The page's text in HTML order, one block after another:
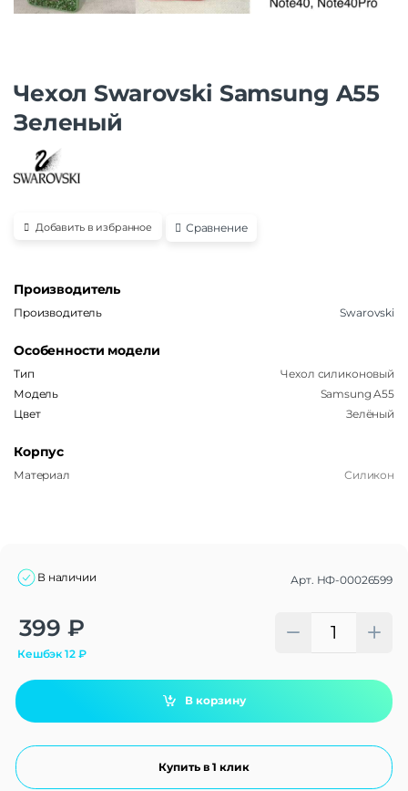
Чехол Swarovski Samsung A55
Зеленый
Добавить в избранное Сравнение
Производитель
Производитель Swarovski
Особенности модели
Тип
Чехол силиконовый
Модель
Samsung A55
Цвет
Зелёный
Корпус
Материал Силикон
В наличии Арт. НФ-00026599
399 ₽
Кешбэк12₽
В корзину
Купить в 1 клик
Alternative: